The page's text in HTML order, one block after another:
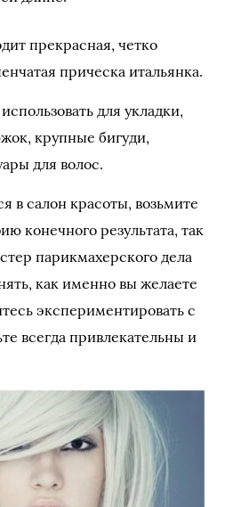
прекрасная, четко
прическа итальянка.
для укладки,
крупные бигуди,
для волос.
в салон красоты, возьмите
конечного результата, так
парикмахерского дела
как именно вы желаете
экспериментировать с
всегда привлекательны и